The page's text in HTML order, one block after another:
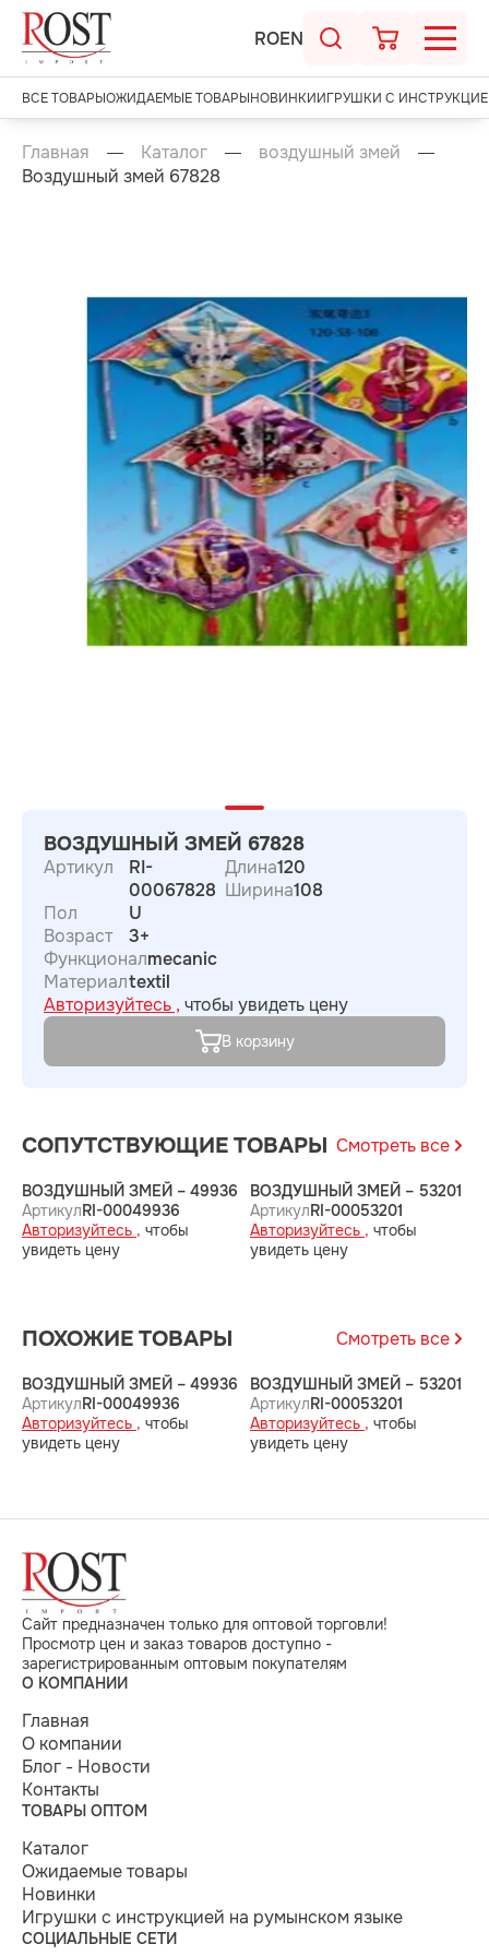
ROEN
ВСЕ ТОВАРЫОЖИДАЕМЫЕ ТОВАРЫНОВИНКИИГРУШКИ С
Главная Каталог
воздушный змей
Воздушный змей 67828
ВОЗДУШНЫЙ ЗМЕЙ 67828
Артикул
RI-
00067828
Пол
U
Возраст
3+
Функционалmecanic
Материалtextil
Длина120
Ширина108
Авторизуйтесь , чтобы увидеть цену
В корзину
СОПУТСТВУЮЩИЕ ТОВАРЫ Смотреть все
ВОЗДУШНЫЙ ЗМЕЙ – 49936
АртикулRI-00049936
Авторизуйтесь , чтобы
увидеть цену
ВОЗДУШНЫЙ ЗМЕЙ – 53201
АртикулRI-00053201
Авторизуйтесь , чтобы
увидеть цену
ПОХОЖИЕ ТОВАРЫ Смотреть все
ВОЗДУШНЫЙ ЗМЕЙ – 49936
АртикулRI-00049936
Авторизуйтесь , чтобы
увидеть цену
ВОЗДУШНЫЙ ЗМЕЙ – 53201
АртикулRI-00053201
Авторизуйтесь , чтобы
увидеть цену
Сайт предназначен только для оптовой торговли!
Просмотр цен и заказ товаров доступно -
зарегистрированным оптовым покупателям
О КОМПАНИИ
Главная
О компании
Блог - Новости
Контакты
ТОВАРЫ ОПТОМ
Каталог
Ожидаемые товары
Новинки
Игрушки с инструкцией на румынском языке
СОЦИАЛЬНЫЕ СЕТИ